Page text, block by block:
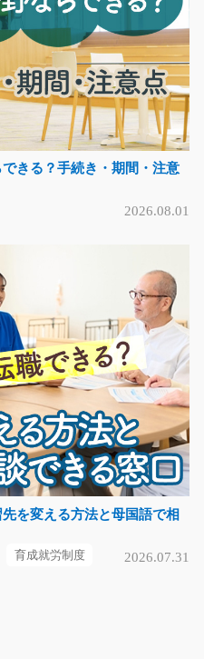
る
ーのお仕事/y08_00767
る
ンな清掃作業/y03_0061
ビル内の清掃業務！週3日
きる？手続き・期間・注意
2026.08.01
を変える方法と母国語で相
育成就労制度 2026.07.31